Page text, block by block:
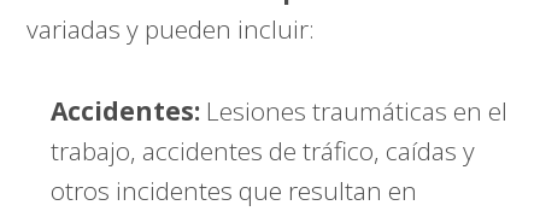
variadas y pueden incluir:
Accidentes: Lesiones traumáticas en el
trabajo, accidentes de tráfico, caídas y
otros incidentes que resultan en